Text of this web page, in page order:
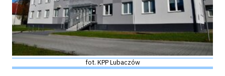
fot. KPP Lubaczów